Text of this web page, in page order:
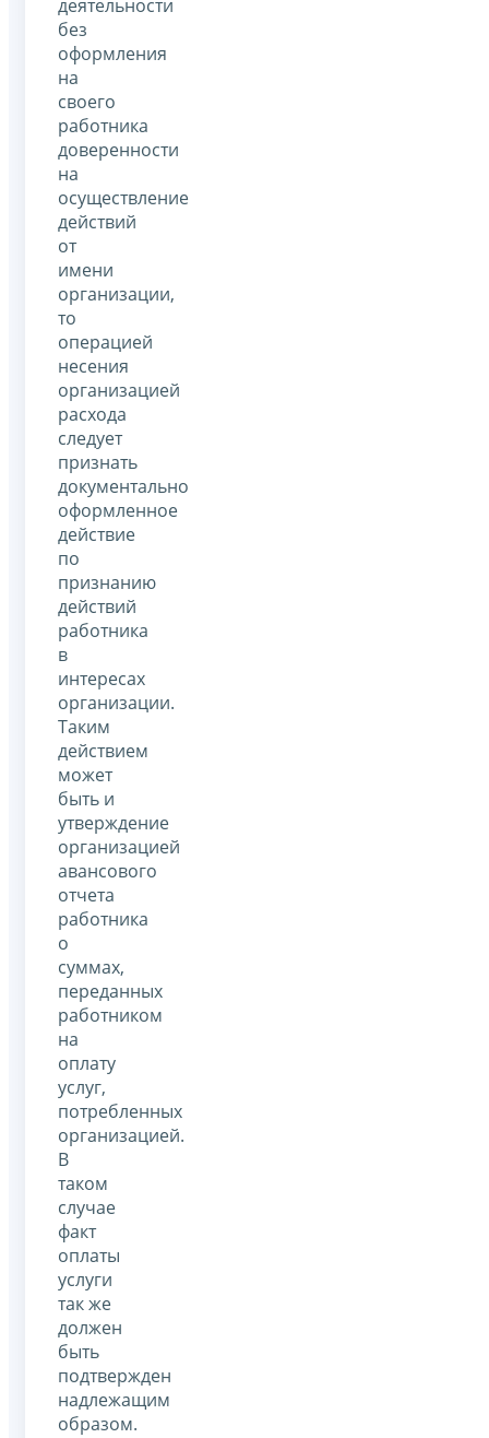
деятельности
без
оформления
на
своего
работника
доверенности
на
осуществление
действий
от
имени
организации,
то
операцией
несения
организацией
расхода
следует
признать
документально
оформленное
действие
по
признанию
действий
работника
в
интересах
организации.
Таким
действием
может
быть и
утверждение
организацией
авансового
отчета
работника
о
суммах,
переданных
работником
на
оплату
услуг,
потребленных
организацией.
В
таком
случае
факт
оплаты
услуги
так же
должен
быть
подтвержден
надлежащим
образом.